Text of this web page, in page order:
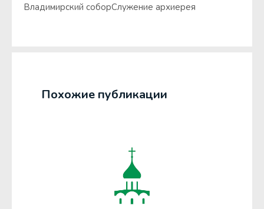
Владимирский соборСлужение архиерея
Похожие публикации